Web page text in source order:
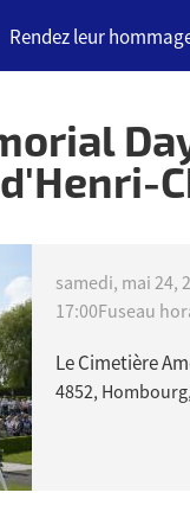
Rendez leur
samedi, mai 24,
17:00Fuseau
Le Cimetière
4852,